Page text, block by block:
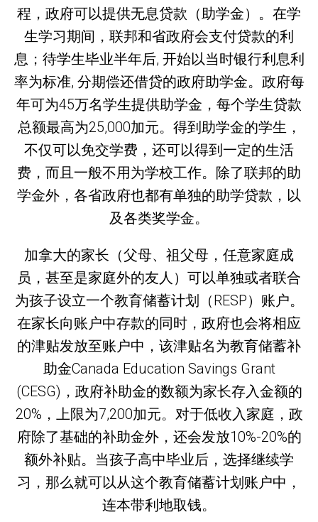
程，政府可以提供无息贷款（助学金）。在学
生学习期间，联邦和省政府会支付贷款的利
息；待学生毕业半年后, 开始以当时银行利息利
率为标准, 分期偿还借贷的政府助学金。政府每
年可为45万名学生提供助学金，每个学生贷款
总额最高为25,000加元。得到助学金的学生，
不仅可以免交学费，还可以得到一定的生活
费，而且一般不用为学校工作。除了联邦的助
学金外，各省政府也都有单独的助学贷款，以
及各类奖学金。
加拿大的家长（父母、祖父母，任意家庭成
员，甚至是家庭外的友人）可以单独或者联合
为孩子设立一个教育储蓄计划（RESP）账户。
在家长向账户中存款的同时，政府也会将相应
的津贴发放至账户中，该津贴名为教育储蓄补
助金Canada Education Savings Grant
(CESG)，政府补助金的数额为家长存入金额的
20%，上限为7,200加元。对于低收入家庭，政
府除了基础的补助金外，还会发放10%-20%的
额外补贴。当孩子高中毕业后，选择继续学
习，那么就可以从这个教育储蓄计划账户中，
连本带利地取钱。